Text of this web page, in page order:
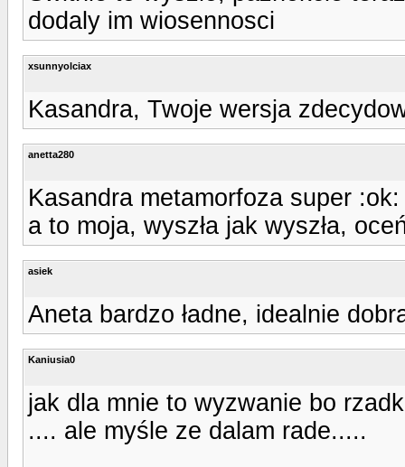
dodaly im wiosennosci
xsunnyolciax
Kasandra, Twoje wersja
anetta280
Kasandra metamorfoza super :ok:
a to moja, wyszła jak wyszła,
asiek
Aneta bardzo ładne, idealnie
Kaniusia0
jak dla mnie to wyzwanie bo
.... ale myśle ze dalam rade.....